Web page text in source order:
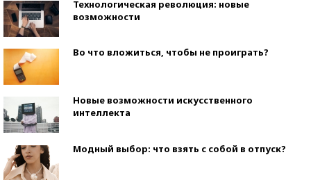
Технологическая революция: новые
возможности
Во что вложиться, чтобы не проиграть?
Новые возможности искусственного
интеллекта
Модный выбор: что взять с собой в отпуск?